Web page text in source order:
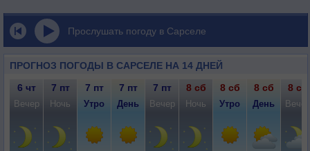
Прослушать погоду в Сарселе
ПРОГНОЗ ПОГОДЫ В САРСЕЛЕ НА 14 ДНЕЙ
6 чт 7 пт 7 пт 7 пт 7 пт 8 сб 8 сб 8 сб 8 сб
Вечер Ночь Утро День Вечер Ночь Утро День Вечер